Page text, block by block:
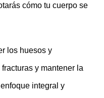
cómo tu cuerpo se
los huesos y
y mantener la
integral y